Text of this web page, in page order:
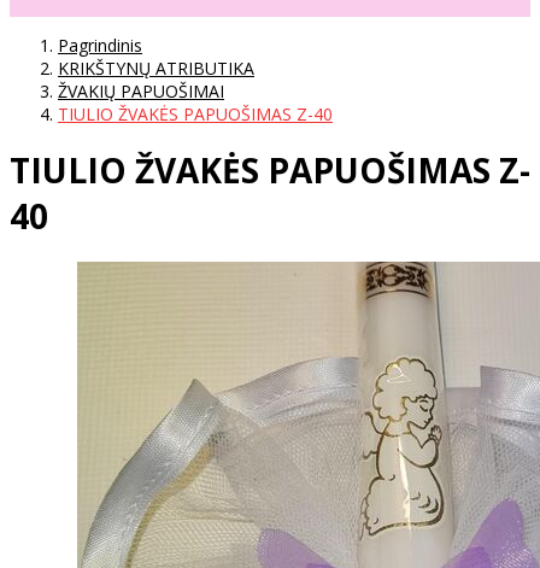
Pagrindinis
KRIKŠTYNŲ ATRIBUTIKA
ŽVAKIŲ PAPUOŠIMAI
TIULIO ŽVAKĖS PAPUOŠIMAS Z-40
TIULIO ŽVAKĖS PAPUOŠIMAS Z-
40